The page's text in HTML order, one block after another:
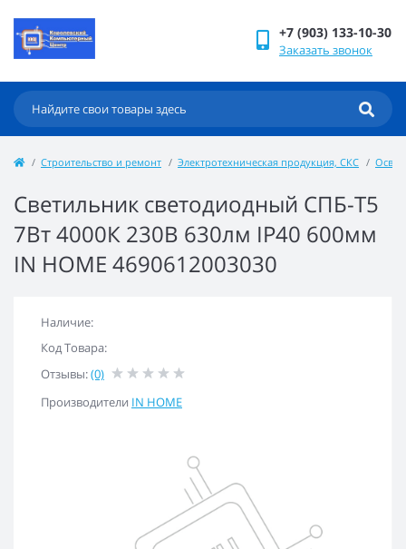
+7 (903) 133-10-30
Заказать звонок
Строительство и ремонт Электротехническая продукция, СКС
Светильник светодиодный СПБ-Т5
7Вт 4000К 230В 630лм IP40 600мм
IN HOME 4690612003030
Наличие:
Код Товара:
Отзывы:(0)
Производители IN HOME